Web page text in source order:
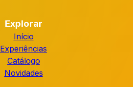
Explorar
Início
Experiências
Catálogo
Novidades